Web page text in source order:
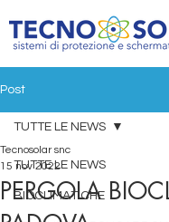
Post
TUTTE LE NEWS
BIOCLIMATICHE
TUTTE LE NEWS
PERGOLA
Tecnosolar snc
15 nov 2022